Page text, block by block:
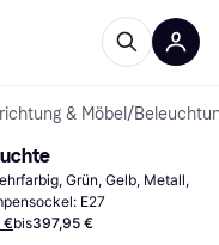
& Möbel /
Grün, Gelb, Metall,
E27
€bis397,95 €